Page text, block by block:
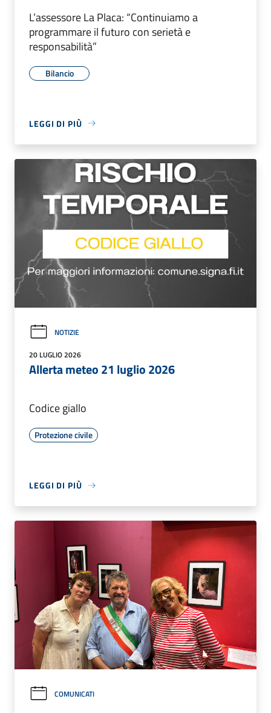
L’assessore La Placa: “Continuiamo a
programmare il futuro con serietà e
responsabilità”
Bilancio
LEGGI DI PIÙ
NOTIZIE
20 LUGLIO 2026
Allerta meteo 21 luglio 2026
Codice giallo
Protezione civile
LEGGI DI PIÙ
COMUNICATI